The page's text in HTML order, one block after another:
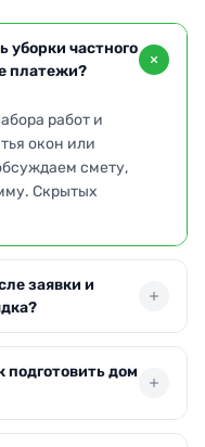
уборки частного
платежи?
работ и
окон или
смету,
Скрытых
заявки и
убираем за 3–6
и выбранного
подготовить дом